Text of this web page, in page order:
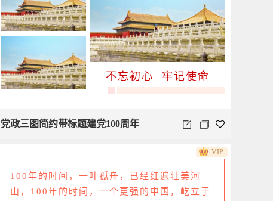
不忘初心 牢记使命
党政三图简约带标题建党100周年
100年的时间，一叶孤舟，已经红遍壮美河
山，100年的时间，一个更强的中国，屹立于
VIP